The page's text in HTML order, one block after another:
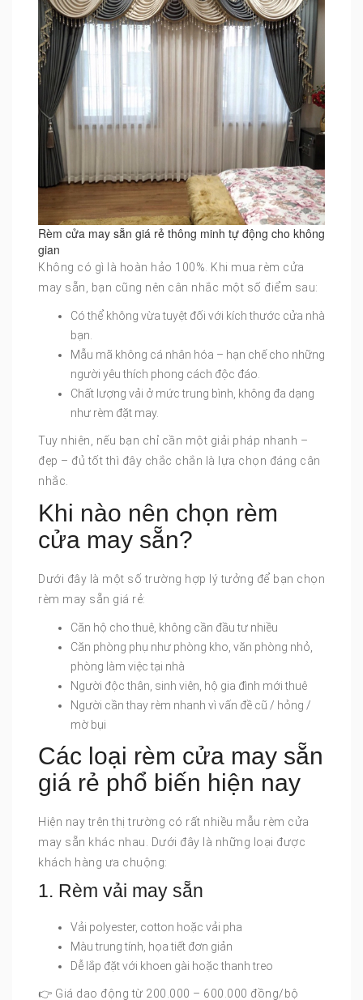
Rèm cửa may sẵn giá rẻ thông minh tự động cho không
gian
Không có gì là hoàn hảo 100%. Khi mua rèm cửa
may sẵn, bạn cũng nên cân nhắc một số điểm sau:
Có thể không vừa tuyệt đối với kích thước cửa nhà
bạn.
Mẫu mã không cá nhân hóa – hạn chế cho những
người yêu thích phong cách độc đáo.
Chất lượng vải ở mức trung bình, không đa dạng
như rèm đặt may.
Tuy nhiên, nếu bạn chỉ cần một giải pháp nhanh –
đẹp – đủ tốt thì đây chắc chắn là lựa chọn đáng cân
nhắc.
Khi nào nên chọn rèm
cửa may sẵn?
Dưới đây là một số trường hợp lý tưởng để bạn chọn
rèm may sẵn giá rẻ:
Căn hộ cho thuê, không cần đầu tư nhiều
Căn phòng phụ như phòng kho, văn phòng nhỏ,
phòng làm việc tại nhà
Người độc thân, sinh viên, hộ gia đình mới thuê
Người cần thay rèm nhanh vì vấn đề cũ / hỏng /
mờ bụi
Các loại rèm cửa may sẵn
giá rẻ phổ biến hiện nay
Hiện nay trên thị trường có rất nhiều mẫu rèm cửa
may sẵn khác nhau. Dưới đây là những loại được
khách hàng ưa chuộng:
1. Rèm vải may sẵn
Vải polyester, cotton hoặc vải pha
Màu trung tính, họa tiết đơn giản
Dễ lắp đặt với khoen gài hoặc thanh treo
👉 Giá dao động từ 200.000 – 600.000 đồng/bộ